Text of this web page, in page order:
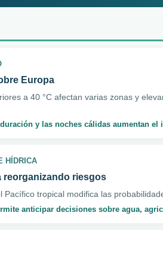
Europa
a 40 °C afectan varias zonas y
y las noches cálidas aumentan el
HÍDRICA
reorganizando riesgos
Pacífico tropical modifica las
anticipar decisiones sobre agua,